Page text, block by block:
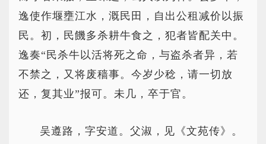
逸使作堰壅江水，溉民田，自出公租减价以振
民。初，民饑多杀耕牛食之，犯者皆配关中。
逸奏“民杀牛以活将死之命，与盗杀者异，若
不禁之，又将废穑事。今岁少稔，请一切放
还，复其业”报可。未几，卒于官。
吴遵路，字安道。父淑，见《文苑传》。